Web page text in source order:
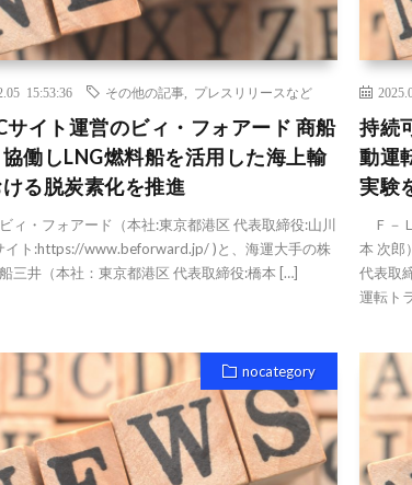
15:53:36 その他の記事 プレスリリースなど
サイト運営のビィ・フォアード 商船
働しLNG燃料船を活用した海上輸
る脱炭素化を推進
ィ・フォアード（本社:東京都港区 代表取締役:山川
イト:https://www.beforward.jp/ )と、海運大手の株
三井（本社：東京都港区 代表取締役:橋本 […]
持続
動運
実験
Ｆ－
本 次郎
代表取
運転ト
nocategory